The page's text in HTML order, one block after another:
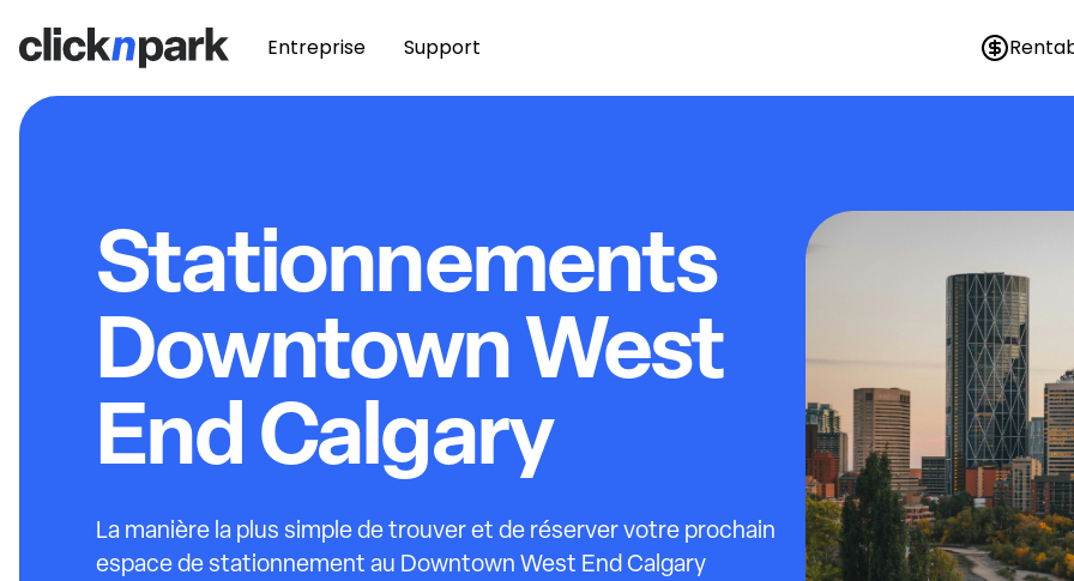
Entreprise Support
Stationnements
Downtown West
End Calgary
La manière la plus simple de trouver et de réserver votre prochain
espace de stationnement au Downtown West End Calgary